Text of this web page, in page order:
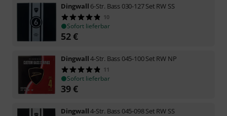
Dingwall 6-Str. Bass 030-127 Set RW SS
10
Sofort lieferbar
52€
Dingwall4-Str. Bass 045-100 Set RW NP
11
Sofort lieferbar
39€
Dingwall4-Str. Bass 045-098 Set RW SS